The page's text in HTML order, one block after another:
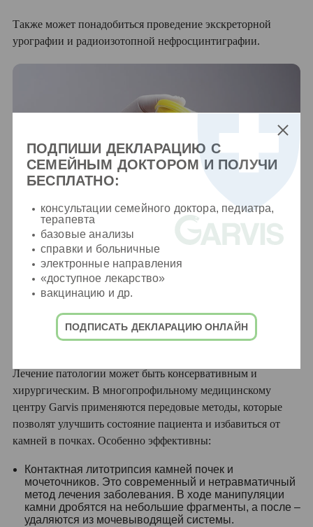
Также может понадобиться проведение экскреторной
урографии и радиоизотопной нефросцинтиграфии.
Методы лечения мочекаменной
болезни
Лечение патологии может быть консервативным и
хирургическим. В многопрофильному медицинскому
центру Garvis применяются передовые методы, которые
позволят улучшить состояние пациента и избавиться от
камней в почках. Особенно эффективны:
Контактная литотрипсия камней почек и
мочеточников. Это современный и нетравматичный
метод лечения заболевания. В ходе манипуляции
камни дробятся на небольшие фрагменты, а после –
удаляются из мочевыводящей системы.
ПОДПИШИ ДЕКЛАРАЦИЮ С
СЕМЕЙНЫМ ДОКТОРОМ И ПОЛУЧИ
БЕСПЛАТНО:
консультации семейного доктора, педиатра,
терапевта
базовые анализы
справки и больничные
электронные направления
«доступное лекарство»
вакцинацию и др.
ПОДПИСАТЬ ДЕКЛАРАЦИЮ ОНЛАЙН